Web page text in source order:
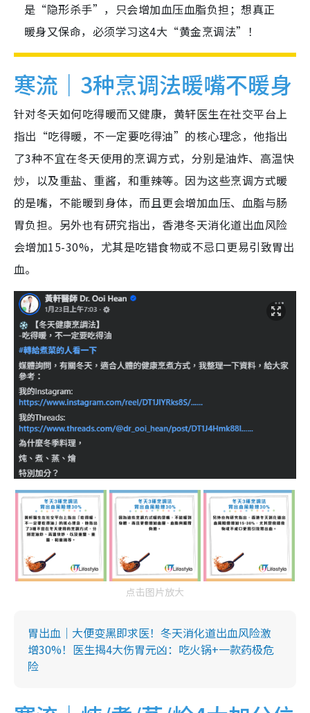
是“隐形杀手”，只会增加血压血脂负担；想真正
暖身又保命，必须学习这4大“黄金烹调法”！
寒流｜3种烹调法暖嘴不暖身
针对冬天如何吃得暖而又健康，黄轩医生在社交平台上
指出“吃得暖，不一定要吃得油”的核心理念，他指出
了3种不宜在冬天使用的烹调方式，分别是油炸、高温快
炒，以及重盐、重酱，和重辣等。因为这些烹调方式暖
的是嘴，不能暖到身体，而且更会增加血压、血脂与肠
胃负担。另外也有研究指出，香港冬天消化道出血风险
会增加15-30%，尤其是吃错食物或不忌口更易引致胃出
血。
点击图片放大
胃出血｜大便变黑即求医！冬天消化道出血风险激
增30%！医生揭4大伤胃元凶：吃火锅+一款药极危
险